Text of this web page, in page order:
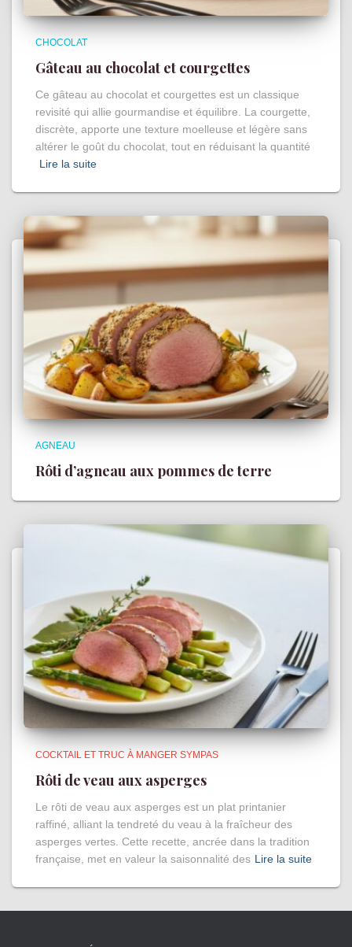
CHOCOLAT
Gâteau au chocolat et courgettes
Ce gâteau au chocolat et courgettes est un classique
revisité qui allie gourmandise et équilibre. La courgette,
discrète, apporte une texture moelleuse et légère sans
altérer le goût du chocolat, tout en réduisant la quantité
Lire la suite
AGNEAU
Rôti d’agneau aux pommes de terre
COCKTAIL ET TRUC À MANGER SYMPAS
Rôti de veau aux asperges
Le rôti de veau aux asperges est un plat printanier
raffiné, alliant la tendreté du veau à la fraîcheur des
asperges vertes. Cette recette, ancrée dans la tradition
française, met en valeur la saisonnalité des Lire la suite